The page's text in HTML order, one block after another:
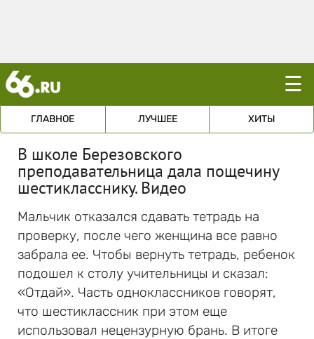
☰
ГЛАВНОЕ ЛУЧШЕЕ ХИТЫ
В школе Березовского
преподавательница дала пощечину
шестикласснику. Видео
Мальчик отказался сдавать тетрадь на
проверку, после чего женщина все равно
забрала ее. Чтобы вернуть тетрадь, ребенок
подошел к столу учительницы и сказал:
«Отдай». Часть одноклассников говорят,
что шестиклассник при этом еще
использовал нецензурную брань. В итоге